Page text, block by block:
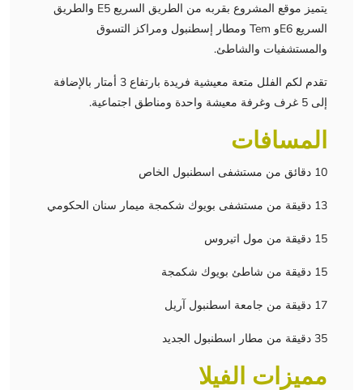
يتميز موقع المشروع بقربه من الطريق السريع E5 والطريق
السريع E6و Tem ومطار إسطنبول ومراكز التسوق
والمستشفيات والشاطئ.
تقدم لكم الفلل متعة معيشية فريدة بارتفاع 3 أمتار بالإضافة
إلى 5 غرف وغرفة معيشة واحدة ومناطق اجتماعية.
المسافات
10 دقائق من مستشفى اسطنبول الخاص
13 دقيقة من مستشفى بويوك شكمجة ميمار سنان الحكومي
15 دقيقة من مول اتيروس
15 دقيقة من شاطئ بويوك شكمجة
17 دقيقة من جامعة اسطنبول آريل
35 دقيقة من مطار اسطنبول الجديد
مميزات الفيلا